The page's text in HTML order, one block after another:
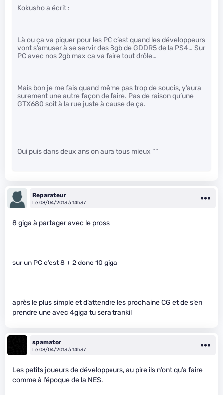
Kokusho a écrit :
Là ou ça va piquer pour les PC c’est quand les développeurs
vont s’amuser à se servir des 8gb de GDDR5 de la PS4… Sur
PC avec nos 2gb max ca va faire tout drôle…
Mais bon je me fais quand même pas trop de soucis, y’aura
surement une autre façon de faire. Pas de raison qu’une
GTX680 soit à la rue juste à cause de ça.
Oui puis dans deux ans on aura tous mieux ^^
Reparateur
Le 08/04/2013 à 14h37
8 giga à partager avec le pross
sur un PC c’est 8 + 2 donc 10 giga
après le plus simple et d’attendre les prochaine CG et de s’en
prendre une avec 4giga tu sera trankil
spamator
Le 08/04/2013 à 14h37
Les petits joueurs de développeurs, au pire ils n’ont qu’a faire
comme à l’époque de la NES.